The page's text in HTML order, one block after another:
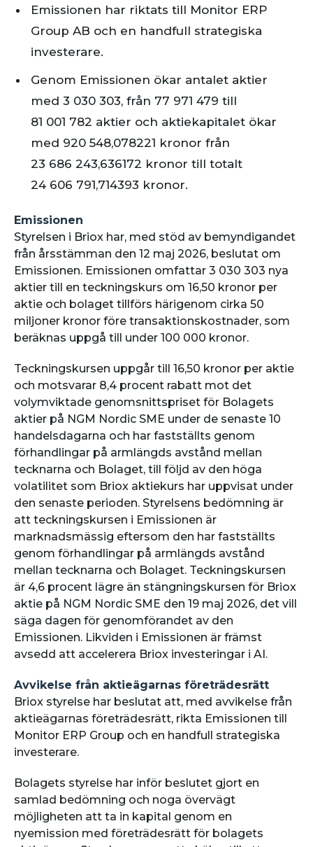
Emissionen har riktats till Monitor ERP
Group AB och en handfull strategiska
investerare.
Genom Emissionen ökar antalet aktier
med 3 030 303, från 77 971 479 till
81 001 782 aktier och aktiekapitalet ökar
med 920 548,078221 kronor från
23 686 243,636172 kronor till totalt
24 606 791,714393 kronor.
Emissionen
Styrelsen i Briox har, med stöd av bemyndigandet
från årsstämman den 12 maj 2026, beslutat om
Emissionen. Emissionen omfattar 3 030 303 nya
aktier till en teckningskurs om 16,50 kronor per
aktie och bolaget tillförs härigenom cirka 50
miljoner kronor före transaktionskostnader, som
beräknas uppgå till under 100 000 kronor.
Teckningskursen uppgår till 16,50 kronor per aktie
och motsvarar 8,4 procent rabatt mot det
volymviktade genomsnittspriset för Bolagets
aktier på NGM Nordic SME under de senaste 10
handelsdagarna och har fastställts genom
förhandlingar på armlängds avstånd mellan
tecknarna och Bolaget, till följd av den höga
volatilitet som Briox aktiekurs har uppvisat under
den senaste perioden. Styrelsens bedömning är
att teckningskursen i Emissionen är
marknadsmässig eftersom den har fastställts
genom förhandlingar på armlängds avstånd
mellan tecknarna och Bolaget. Teckningskursen
är 4,6 procent lägre än stängningskursen för Briox
aktie på NGM Nordic SME den 19 maj 2026, det vill
säga dagen för genomförandet av den
Emissionen. Likviden i Emissionen är främst
avsedd att accelerera Briox investeringar i AI.
Avvikelse från aktieägarnas företrädesrätt
Briox styrelse har beslutat att, med avvikelse från
aktieägarnas företrädesrätt, rikta Emissionen till
Monitor ERP Group och en handfull strategiska
investerare.
Bolagets styrelse har inför beslutet gjort en
samlad bedömning och noga övervägt
möjligheten att ta in kapital genom en
nyemission med företrädesrätt för bolagets